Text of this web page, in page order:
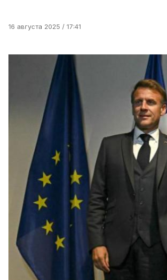
16 августа 2025 / 17:41